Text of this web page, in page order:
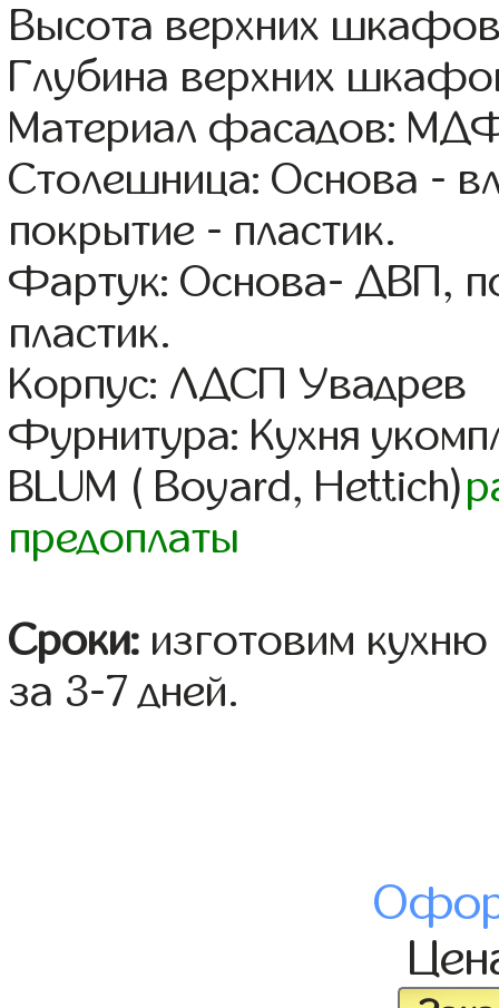
Высота верхних
Глубина верхних
Материал фасадов:
Столешница: Основа -
покрытие - пластик.
Фартук: Основа- ДВП,
пластик.
Корпус: ЛДСП Увадрев
Фурнитура: Кухня
BLUM ( Boyard, Hettich)
предоплаты
Сроки: изготовим
за 3-7 дней.